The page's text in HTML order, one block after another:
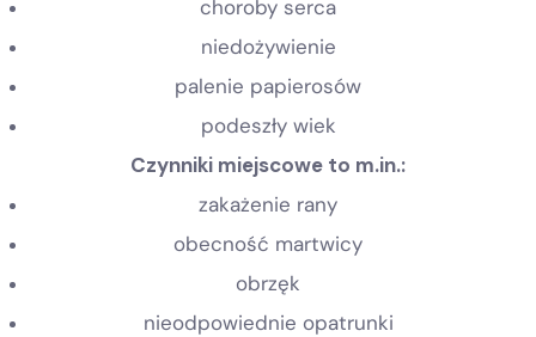
choroby serca
niedożywienie
palenie papierosów
podeszły wiek
Czynniki miejscowe to m.in.:
zakażenie rany
obecność martwicy
obrzęk
nieodpowiednie opatrunki